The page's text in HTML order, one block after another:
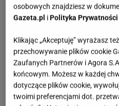
osobowych znajdziesz w
Gazeta.pl iPolityka Prywatności
Klikając „Akceptuję” wyrażasz
przechowywanie plików cookie
Zaufanych Partnerów i Agora
końcowym. Możesz w każdej
dotyczące plików cookie,
twoimi preferencjami dot.